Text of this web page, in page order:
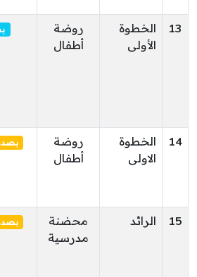
13
الخطوة
الأولى
روضة
أطفال
14
الخطوة
الاولى
روضة
أطفال
15 الرائد
محضنة
مدرسية